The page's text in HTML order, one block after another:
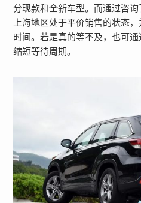
分现款和全新车型。而通过咨
上海地区处于平价销售的状态
时间。若是真的等不及，也可
缩短等待周期。